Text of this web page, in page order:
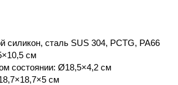
силикон, сталь SUS 304, PCTG, PA66
см
состоянии: Ø18,5×4,2 см
см